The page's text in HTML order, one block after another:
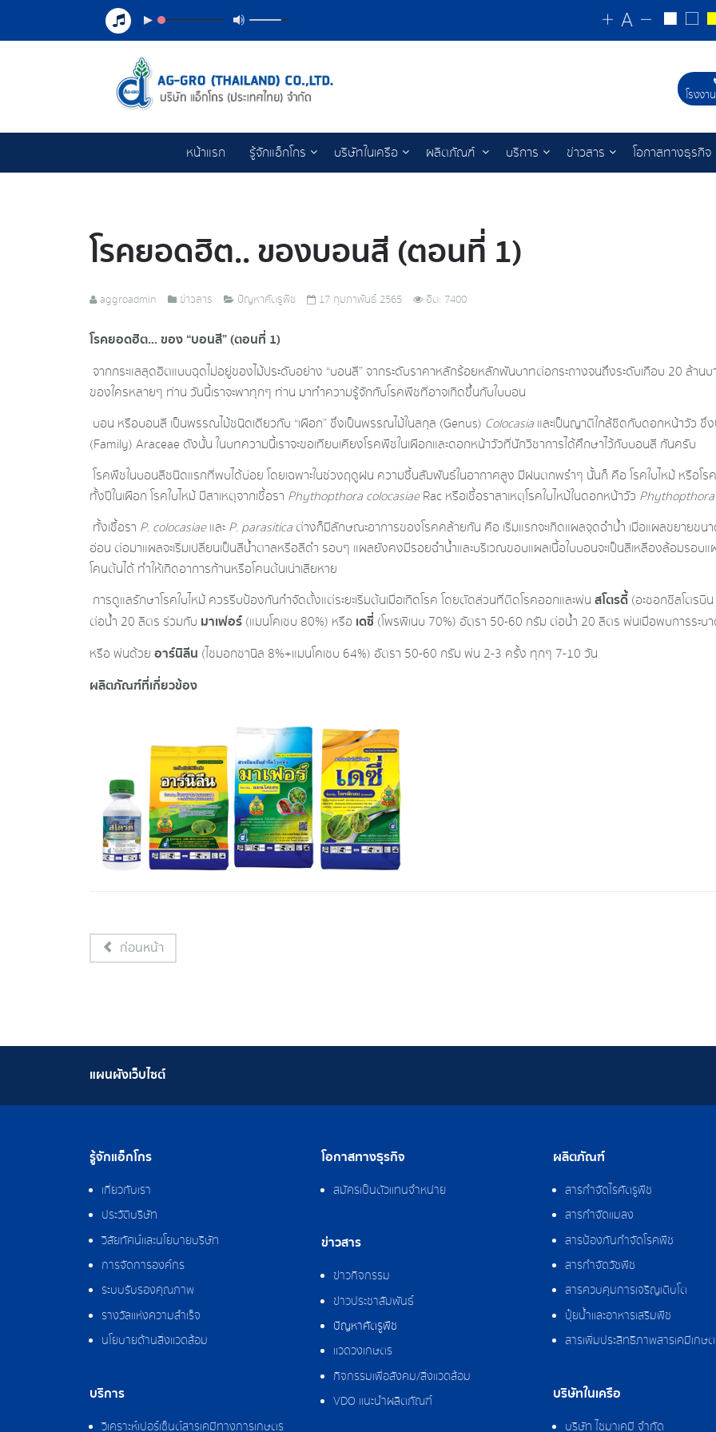
โรงงา
หน้าแรก รู้จักแอ็กโกร บริษัทในเครือ ผลิตภัณฑ์ บริการ ข่าวสาร โอกาสทางธุรกิจ
โรคยอดฮิต.. ของบอนสี (ตอนที่ 1)
aggroadmin ข่าวสาร ปัญหาศัตรูพืช 17 กุมภาพันธ์ 2565 ฮิต: 7400
โรคยอดฮิต... ของ “บอนสี” (ตอนที่ 1)
จากกระแสสุดฮิตแบบฉุดไม่อยู่ของไม้ประดับอย่าง “บอนสี” จากระดับราคาหลักร้อยหลักพันบาทต่อกระถางจนถึงระดับเกือบ 20 ล้า
ของใครหลายๆ ท่าน วันนี้เราจะพาทุกๆ ท่าน มาทำความรู้จักกับโรคพืชที่อาจเกิดขึ้นกับใบบอน
บอน หรือบอนสี เป็นพรรณไม้ชนิดเดียวกับ “เผือก” ซึ่งเป็นพรรณไม้ในสกุล (Genus) Colocasia และเป็นญาติใกล้ชิดกับดอกหน้าวัว
(Family) Araceae ดังนั้น ในบทความนี้เราจะขอเทียบเคียงโรคพืชในเผือกและดอกหน้าวัวที่นักวิชาการได้ศึกษาไว้กับบอนสี กันครับ
โรคพืชในบอนสีชนิดแรกที่พบได้บ่อย โดยเฉพาะในช่วงฤดูฝน ความชื้นสัมพันธ์ในอากาศสูง มีฝนตกพรำๆ นั้นก็ คือ โรคใบไหม้ หรือโ
ทั้งปีในเผือก โรคใบไหม้ มีสาเหตุจากเชื้อรา Phythopthora colocasiaeRac หรือเชื้อราสาเหตุโรคใบไหม้ในดอกหน้าวัว Phythopthora
ทั้งเชื้อรา P. colocasiaeและ P. parasitica ต่างก็มีลักษณะอาการของโรคคล้ายกัน คือ เริ่มแรกจะเกิดแผลจุดฉ่ำน้ำ เมื่อแผลขยายขน
อ่อน ต่อมาแผลจะเริ่มเปลี่ยนเป็นสีน้ำตาลหรือสีดำ รอบๆ แผลยังคงมีรอยฉ่ำน้ำและบริเวณขอบแผลเนื้อใบบอนจะเป็นสีเหลืองล้อมรอบแผ
โคนต้นได้ ทำให้เกิดอาการก้านหรือโคนต้นเน่าเสียหาย
การดูแลรักษาโรคใบไหม้ ควรรีบป้องกันกำจัดตั้งแต่ระยะเริ่มต้นเมื่อเกิดโรค โดยตัดส่วนที่ติดโรคออกและพ่น สโตรดี้ (อะซอกซีสโตรบิ
ต่อน้ำ 20 ลิตร ร่วมกับ มาเฟอร์ (แมนโคเซบ 80%) หรือ เดซี่ (โพรพิเนบ 70%) อัตรา 50-60 กรัม ต่อน้ำ 20 ลิตร พ่นเมื่อพบการระ
หรือ พ่นด้วย อาร์นิลีน (ไซมอกซานิล 8%+แมนโคเซบ 64%) อัตรา 50-60 กรัม พ่น 2-3 ครั้ง ทุกๆ 7-10 วัน
ผลิตภัณฑ์ที่เกี่ยวข้อง
ก่อนหน้า
แผนผังเว็บไซต์
รู้จักแอ็กโกร
เกี่ยวกับเรา
ประวัติบริษัท
วิสัยทัศน์และนโยบายบริษัท
การจัดการองค์กร
ระบบรับรองคุณภาพ
รางวัลแห่งความสำเร็จ
นโยบายด้านสิ่งแวดล้อม
บริการ
วิเคราะห์เปอร์เซ็นต์สารเคมีทางการเกษตร
โอกาสทางธุรกิจ
สมัครเป็นตัวแทนจำหน่าย
ข่าวสาร
ข่าวกิจกรรม
ข่าวประชาสัมพันธ์
ปัญหาศัตรูพืช
แวดวงเกษตร
กิจกรรมเพื่อสังคม/สิ่งแวดล้อม
VDO แนะนำผลิตภัณฑ์
ผลิตภัณฑ์
สารกำจัดไรศัตรูพืช
สารกำจัดแมลง
สารป้องกันกำจัดโรคพืช
สารกำจัดวัชพืช
สารควบคุมการเจริญเติบโต
ปุ๋ยน้ำและอาหารเสริมพืช
สารเพิ่มประสิทธิภาพสารเคมีเกษ
บริษัทในเครือ
บริษัท ไซมาเคมี จำกัด